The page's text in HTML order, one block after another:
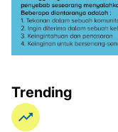
Trending